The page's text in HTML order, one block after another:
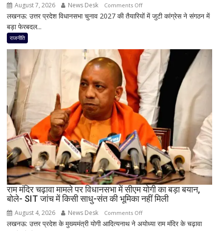
August 7, 2026 News Desk Comments Offon
मिशन
लिए
कांग्रेस
का
बड़ा
दांव,
यूपी
में
पूरी
सहप्रभारी
टीम
बदली,
नई
जिम्मेदारियां
घोषित
लखनऊ: उत्तर प्रदेश विधानसभा चुनाव 2027 की तैयारियों में जुटी कांग्रेस ने संगठन में
बड़ा फेरबदल...
राजनीति
राम मंदिर चढ़ावा मामले पर विधानसभा में सीएम योगी का बड़ा बयान,
बोले- SIT जांच में किसी साधु-संत की भूमिका नहीं मिली
August 4, 2026 News Desk Comments Offon
राम
लखनऊ: उत्तर प्रदेश के मुख्यमंत्री योगी आदित्यनाथ ने अयोध्या राम मंदिर के चढ़ावा